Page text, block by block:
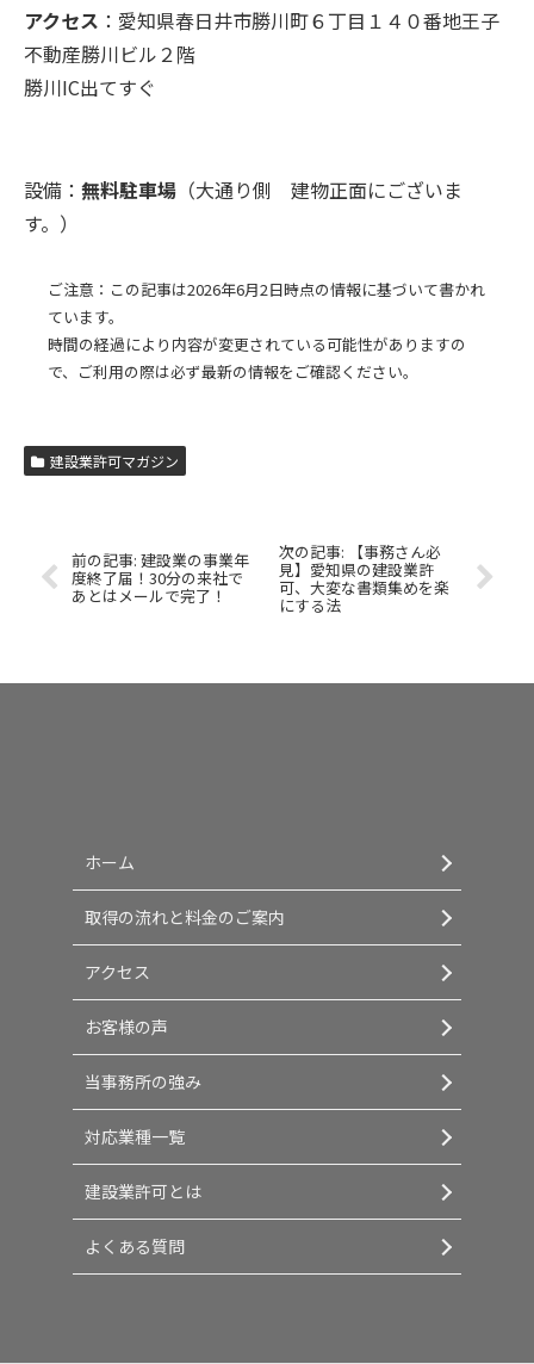
アクセス ：愛知県春日井市勝川町６丁目１４０番地王子
不動産勝川ビル２階
勝川IC出てすぐ
設備： 無料駐車場 （大通り側 建物正面にございま
す。）
ご注意：この記事は2026年6月2日時点の情報に基づいて書かれ
ています。
時間の経過により内容が変更されている可能性がありますの
で、ご利用の際は必ず最新の情報をご確認ください。
建設業許可マガジン
建設業の事業年
度終了届！30分の来社で
あとはメールで完了！
【事務さん必
見】愛知県の建設業許
可、大変な書類集めを楽
にする法
ホーム
取得の流れと料金のご案内
アクセス
お客様の声
当事務所の強み
対応業種一覧
建設業許可とは
よくある質問